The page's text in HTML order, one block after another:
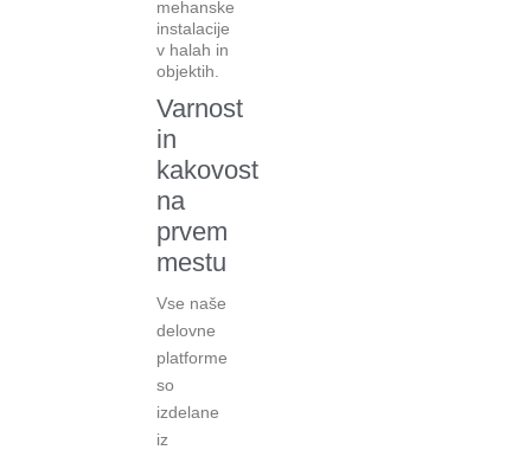
mehanske
instalacije
v halah in
objektih.
Varnost
in
kakovost
na
prvem
mestu
Vse naše
delovne
platforme
so
izdelane
iz